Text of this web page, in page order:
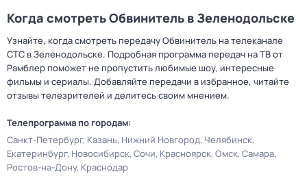
Когда смотреть Обвинитель в Зеленодольске
Узнайте, когда смотреть передачу Обвинитель на телеканале
СТС в Зеленодольске. Подробная программа передач на ТВ от
Рамблер поможет не пропустить любимые шоу, интересные
фильмы и сериалы. Добавляйте передачи в избранное, читайте
отзывы телезрителей и делитесь своим мнением.
Телепрограмма по городам:
Санкт-Петербург Казань Нижний Новгород Челябинск
Екатеринбург Новосибирск Сочи Красноярск Омск Самара
Ростов-на-Дону Краснодар